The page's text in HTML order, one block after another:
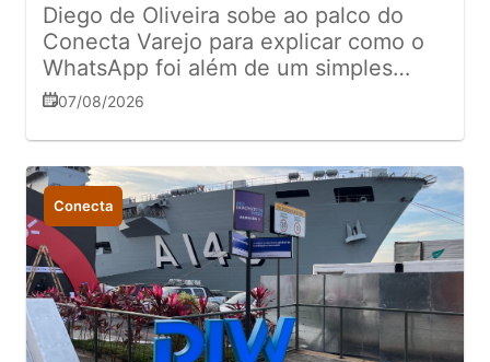
Diego de Oliveira sobe ao palco do
Conecta Varejo para explicar como o
WhatsApp foi além de um simples
canal de comunicação
07/08/2026
Conecta